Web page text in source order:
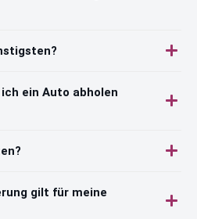
ein Auto abholen
gilt für meine